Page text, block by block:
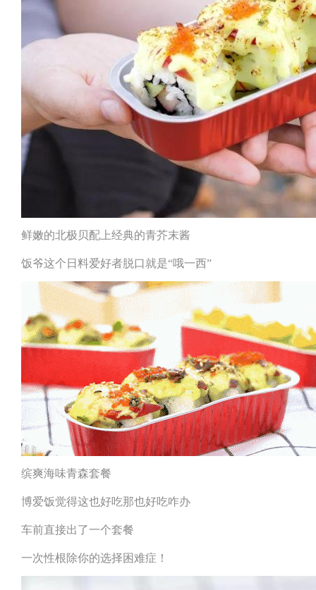
鲜嫩的北极贝配上经典的青芥末酱
饭爷这个日料爱好者脱口就是“哦一西”
缤爽海味青森套餐
博爱饭觉得这也好吃那也好吃咋办
车前直接出了一个套餐
一次性根除你的选择困难症！